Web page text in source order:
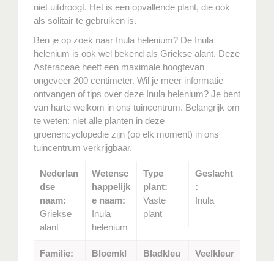
niet uitdroogt. Het is een opvallende plant, die ook
als solitair te gebruiken is.
Ben je op zoek naar Inula helenium? De Inula
helenium is ook wel bekend als Griekse alant. Deze
Asteraceae heeft een maximale hoogtevan
ongeveer 200 centimeter. Wil je meer informatie
ontvangen of tips over deze Inula helenium? Je bent
van harte welkom in ons tuincentrum. Belangrijk om
te weten: niet alle planten in deze
groenencyclopedie zijn (op elk moment) in ons
tuincentrum verkrijgbaar.
Nederlan
dse
naam:
Griekse
alant
Wetensc
happelijk
e naam:
Inula
helenium
Type
plant:
Vaste
plant
Geslacht
:
Inula
Familie:
Bloemkl
Bladkleu
Veelkleur